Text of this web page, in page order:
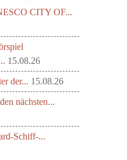
CITY OF...
15.08.26
der... 15.08.26
nächsten...
Schiff-...